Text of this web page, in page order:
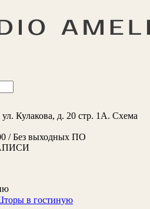
Кулакова, д. 20 стр. 1А. Схема
/ Без выходных ПО
в гостиную